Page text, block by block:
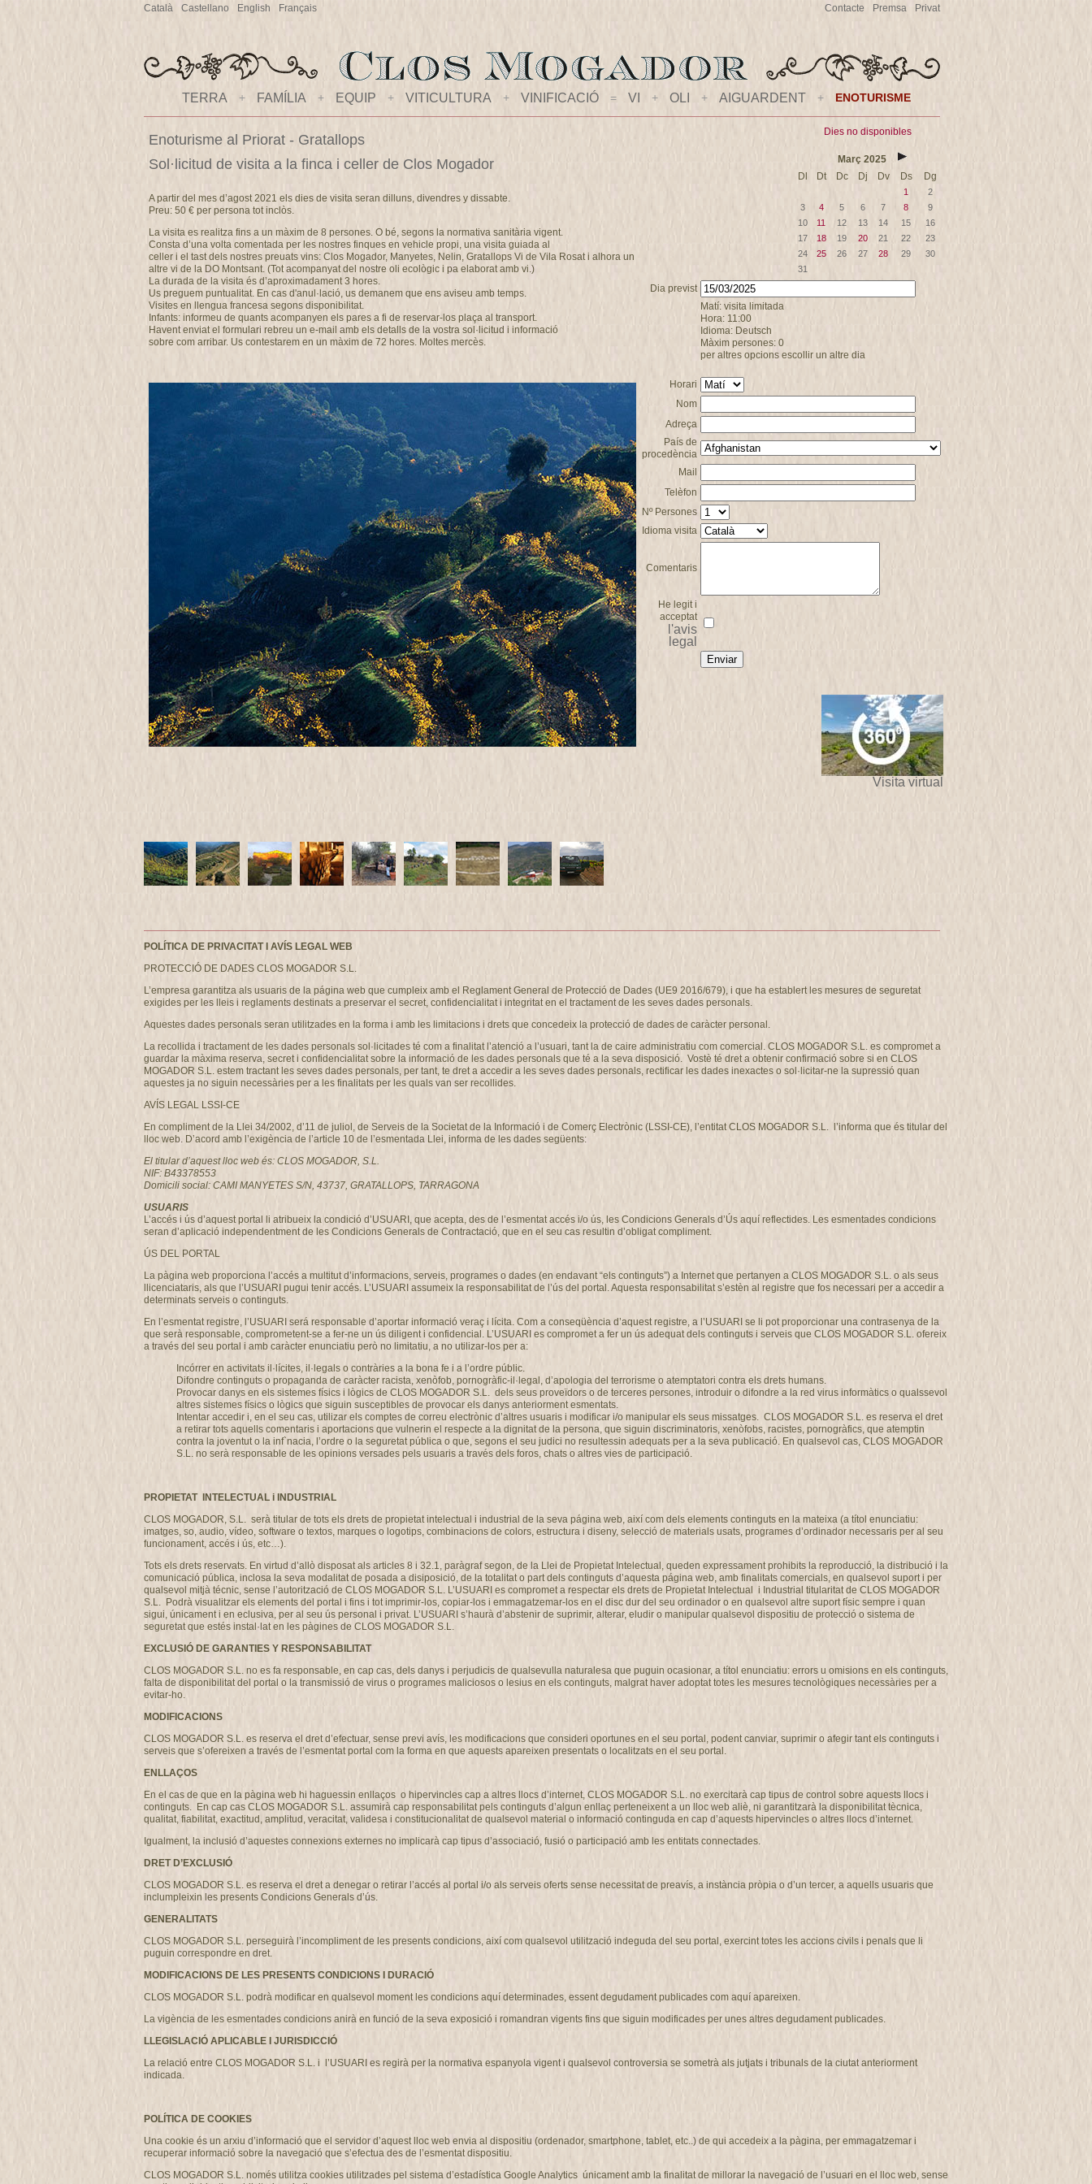
Català Castellano English Français Privat
Premsa
Contacte
TERRA + FAMÍLIA + EQUIP + VITICULTURA + VINIFICACIÓ = VI + OLI + AIGUARDENT + ENOTURISME
Enoturisme al Priorat - Gratallops
Sol·licitud de visita a la finca i celler de Clos Mogador
A partir del mes d’agost 2021 els dies de visita seran dilluns, divendres y dissabte.
Preu: 50 € per persona tot inclòs.
La visita es realitza fins a un màxim de 8 persones. O bé, segons la normativa sanitària vigent.
Consta d’una volta comentada per les nostres finques en vehicle propi, una visita guiada al
celler i el tast dels nostres preuats vins: Clos Mogador, Manyetes, Nelin, Gratallops Vi de Vila Rosat i alhora un
altre vi de la DO Montsant. (Tot acompanyat del nostre oli ecològic i pa elaborat amb vi.)
La durada de la visita és d’aproximadament 3 hores.
Us preguem puntualitat. En cas d'anul·lació, us demanem que ens aviseu amb temps.
Visites en llengua francesa segons disponibilitat.
Infants: informeu de quants acompanyen els pares a fi de reservar-los plaça al transport.
Havent enviat el formulari rebreu un e-mail amb els detalls de la vostra sol·licitud i informació
sobre com arribar. Us contestarem en un màxim de 72 hores. Moltes mercès.
Dies no disponibles
Març 2025
Dl
Dt Dc Dj Dv Ds Dg
1
2
3
4 5 6 7 8
9
10
11 12 13 14 15
16
17
18 19 20 21 22
23
24
25 26 27 28 29
30
31
Dia previst
Matí: visita limitada
Hora: 11:00
Idioma: Deutsch
Màxim persones: 0
per altres opcions escollir un altre dia
Horari
Nom
Adreça
País de
procedència
Mail
Telèfon
Nº Persones
Idioma visita
Comentaris
He legit i
acceptat
l'avis
legal
Visita virtual
POLÍTICA DE PRIVACITAT I AVÍS LEGAL WEB
PROTECCIÓ DE DADES CLOS MOGADOR S.L.
L’empresa garantitza als usuaris de la página web que cumpleix amb el Reglament General de Protecció de Dades (UE9 2016/679), i que ha establert les mesures de seguretat
exigides per les lleis i reglaments destinats a preservar el secret, confidencialitat i integritat en el tractament de les seves dades personals.
Aquestes dades personals seran utilitzades en la forma i amb les limitacions i drets que concedeix la protecció de dades de caràcter personal.
La recollida i tractament de les dades personals sol·licitades té com a finalitat l’atenció a l’usuari, tant la de caire administratiu com comercial. CLOS MOGADOR S.L. es compromet a
guardar la màxima reserva, secret i confidencialitat sobre la informació de les dades personals que té a la seva disposició. Vostè té dret a obtenir confirmació sobre si en CLOS
MOGADOR S.L. estem tractant les seves dades personals, per tant, te dret a accedir a les seves dades personals, rectificar les dades inexactes o sol·licitar-ne la supressió quan
aquestes ja no siguin necessàries per a les finalitats per les quals van ser recollides.
AVÍS LEGAL LSSI-CE
En compliment de la Llei 34/2002, d’11 de juliol, de Serveis de la Societat de la Informació i de Comerç Electrònic (LSSI-CE), l’entitat CLOS MOGADOR S.L. l’informa que és titular del
lloc web. D’acord amb l’exigència de l’article 10 de l’esmentada Llei, informa de les dades següents:
El titular d’aquest lloc web és: CLOS MOGADOR, S.L.
NIF: B43378553
Domicili social: CAMI MANYETES S/N, 43737, GRATALLOPS, TARRAGONA
USUARIS
L’accés i ús d’aquest portal li atribueix la condició d’USUARI, que acepta, des de l’esmentat accés i/o ús, les Condicions Generals d’Ús aquí reflectides. Les esmentades condicions
seran d’aplicació independentment de les Condicions Generals de Contractació, que en el seu cas resultin d’obligat compliment.
ÚS DEL PORTAL
La pàgina web proporciona l’accés a multitut d’informacions, serveis, programes o dades (en endavant “els continguts”) a Internet que pertanyen a CLOS MOGADOR S.L. o als seus
llicenciataris, als que l’USUARI pugui tenir accés. L’USUARI assumeix la responsabilitat de l’ús del portal. Aquesta responsabilitat s’estèn al registre que fos necessari per a accedir a
determinats serveis o continguts.
En l’esmentat registre, l’USUARI será responsable d’aportar informació veraç i lícita. Com a conseqüència d’aquest registre, a l’USUARI se li pot proporcionar una contrasenya de la
que serà responsable, comprometent-se a fer-ne un ús diligent i confidencial. L’USUARI es compromet a fer un ús adequat dels continguts i serveis que CLOS MOGADOR S.L. ofereix
a través del seu portal i amb caràcter enunciatiu però no limitatiu, a no utilizar-los per a:
Incórrer en activitats il·lícites, il·legals o contràries a la bona fe i a l’ordre públic.
Difondre continguts o propaganda de caràcter racista, xenòfob, pornogràfic-il·legal, d’apologia del terrorisme o atemptatori contra els drets humans.
Provocar danys en els sistemes físics i lògics de CLOS MOGADOR S.L. dels seus proveïdors o de terceres persones, introduir o difondre a la red virus informàtics o qualssevol
altres sistemes físics o lògics que siguin susceptibles de provocar els danys anteriorment esmentats.
Intentar accedir i, en el seu cas, utilizar els comptes de correu electrònic d’altres usuaris i modificar i/o manipular els seus missatges. CLOS MOGADOR S.L. es reserva el dret
a retirar tots aquells comentaris i aportacions que vulnerin el respecte a la dignitat de la persona, que siguin discriminatoris, xenòfobs, racistes, pornogràfics, que atemptin
contra la joventut o la inf`nacia, l’ordre o la seguretat pública o que, segons el seu judici no resultessin adequats per a la seva publicació. En qualsevol cas, CLOS MOGADOR
S.L. no serà responsable de les opinions versades pels usuaris a través dels foros, chats o altres vies de participació.
PROPIETAT INTELECTUAL i INDUSTRIAL
CLOS MOGADOR, S.L. serà titular de tots els drets de propietat intelectual i industrial de la seva página web, així com dels elements continguts en la mateixa (a títol enunciatiu:
imatges, so, audio, vídeo, software o textos, marques o logotips, combinacions de colors, estructura i diseny, selecció de materials usats, programes d’ordinador necessaris per al seu
funcionament, accés i ús, etc…).
Tots els drets reservats. En virtud d’allò disposat als articles 8 i 32.1, paràgraf segon, de la Llei de Propietat Intelectual, queden expressament prohibits la reproducció, la distribució i la
comunicació pública, inclosa la seva modalitat de posada a disiposició, de la totalitat o part dels continguts d’aquesta página web, amb finalitats comercials, en qualsevol suport i per
qualsevol mitjà técnic, sense l’autorització de CLOS MOGADOR S.L. L’USUARI es compromet a respectar els drets de Propietat Intelectual i Industrial titularitat de CLOS MOGADOR
S.L. Podrà visualitzar els elements del portal i fins i tot imprimir-los, copiar-los i emmagatzemar-los en el disc dur del seu ordinador o en qualsevol altre suport físic sempre i quan
sigui, únicament i en eclusiva, per al seu ús personal i privat. L’USUARI s’haurà d’abstenir de suprimir, alterar, eludir o manipular qualsevol dispositiu de protecció o sistema de
seguretat que estés instal·lat en les pàgines de CLOS MOGADOR S.L.
EXCLUSIÓ DE GARANTIES Y RESPONSABILITAT
CLOS MOGADOR S.L. no es fa responsable, en cap cas, dels danys i perjudicis de qualsevulla naturalesa que puguin ocasionar, a títol enunciatiu: errors u omisions en els continguts,
falta de disponibilitat del portal o la transmissió de virus o programes maliciosos o lesius en els continguts, malgrat haver adoptat totes les mesures tecnològiques necessàries per a
evitar-ho.
MODIFICACIONS
CLOS MOGADOR S.L. es reserva el dret d’efectuar, sense previ avís, les modificacions que consideri oportunes en el seu portal, podent canviar, suprimir o afegir tant els continguts i
serveis que s’ofereixen a través de l’esmentat portal com la forma en que aquests apareixen presentats o localitzats en el seu portal.
ENLLAÇOS
En el cas de que en la pàgina web hi haguessin enllaços o hipervincles cap a altres llocs d’internet, CLOS MOGADOR S.L. no exercitarà cap tipus de control sobre aquests llocs i
continguts. En cap cas CLOS MOGADOR S.L. assumirà cap responsabilitat pels continguts d’algun enllaç perteneixent a un lloc web aliè, ni garantitzarà la disponibilitat tècnica,
qualitat, fiabilitat, exactitud, amplitud, veracitat, validesa i constitucionalitat de qualsevol material o informació continguda en cap d’aquests hipervincles o altres llocs d’internet.
Igualment, la inclusió d’aquestes connexions externes no implicarà cap tipus d’associació, fusió o participació amb les entitats connectades.
DRET D’EXCLUSIÓ
CLOS MOGADOR S.L. es reserva el dret a denegar o retirar l’accés al portal i/o als serveis oferts sense necessitat de preavís, a instància pròpia o d’un tercer, a aquells usuaris que
inclumpleixin les presents Condicions Generals d’ús.
GENERALITATS
CLOS MOGADOR S.L. perseguirà l’incompliment de les presents condicions, així com qualsevol utilització indeguda del seu portal, exercint totes les accions civils i penals que li
puguin correspondre en dret.
MODIFICACIONS DE LES PRESENTS CONDICIONS I DURACIÓ
CLOS MOGADOR S.L. podrà modificar en qualsevol moment les condicions aquí determinades, essent degudament publicades com aquí apareixen.
La vigència de les esmentades condicions anirà en funció de la seva exposició i romandran vigents fins que siguin modificades per unes altres degudament publicades.
LLEGISLACIÓ APLICABLE I JURISDICCIÓ
La relació entre CLOS MOGADOR S.L. i l’USUARI es regirà per la normativa espanyola vigent i qualsevol controversia se sometrà als jutjats i tribunals de la ciutat anteriorment
indicada.
POLÍTICA DE COOKIES
Una cookie és un arxiu d’informació que el servidor d’aquest lloc web envia al dispositiu (ordenador, smartphone, tablet, etc..) de qui accedeix a la pàgina, per emmagatzemar i
recuperar informació sobre la navegació que s’efectua des de l’esmentat dispositiu.
CLOS MOGADOR S.L. només utilitza cookies utilitzades pel sistema d’estadística Google Analytics únicament amb la finalitat de millorar la navegació de l’usuari en el lloc web, sense